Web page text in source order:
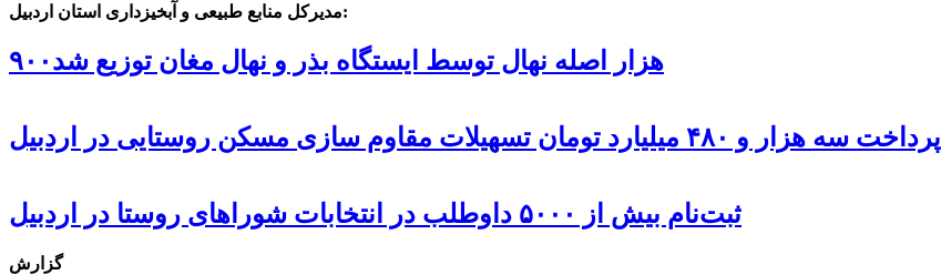
مدیرکل منابع طبیعی و آبخیزداری استان اردبیل:
۹۰۰هزار اصله نهال توسط ایستگاه بذر و نهال مغان توزیع شد
پرداخت سه هزار و ۴۸۰ میلیارد تومان تسهیلات مقاوم سازی مسکن روستایی در اردبیل
ثبت‌نام بیش از ۵۰۰۰ داوطلب در انتخابات شوراهای روستا در اردبیل
گزارش